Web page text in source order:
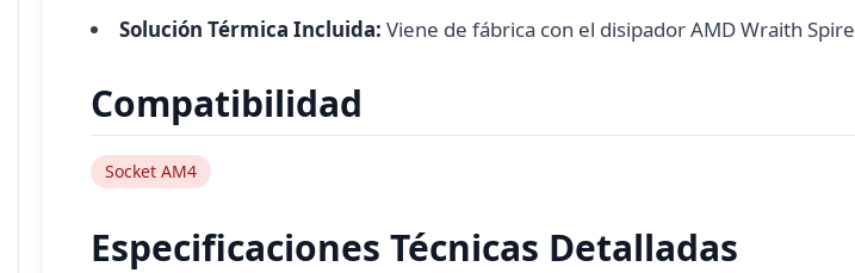
Solución Térmica Incluida: Viene de fábrica con el disipador AMD Wraith
Compatibilidad
Socket AM4
Especificaciones Técnicas Detalladas